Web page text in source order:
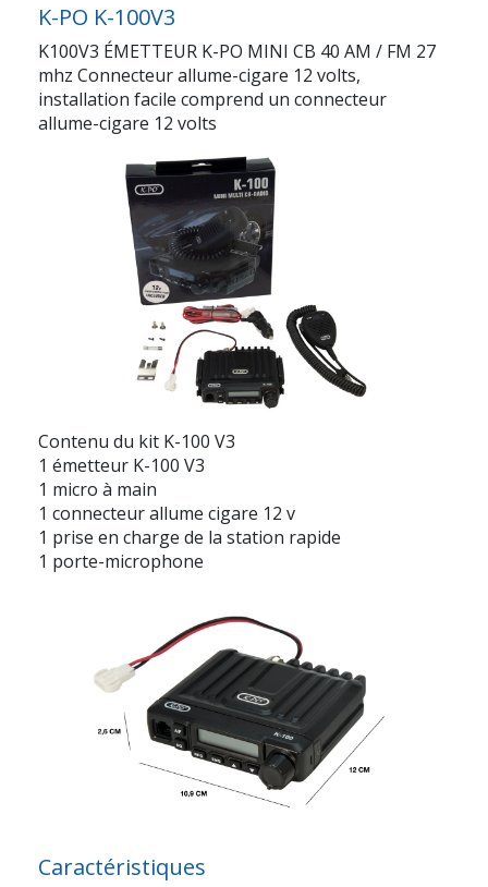
K-PO K-100V3
K100V3 ÉMETTEUR K-PO MINI CB 40 AM / FM 27
mhz Connecteur allume-cigare 12 volts,
installation facile comprend un connecteur
allume-cigare 12 volts
Contenu du kit K-100 V3
1 émetteur K-100 V3
1 micro à main
1 connecteur allume cigare 12 v
1 prise en charge de la station rapide
1 porte-microphone
Caractéristiques